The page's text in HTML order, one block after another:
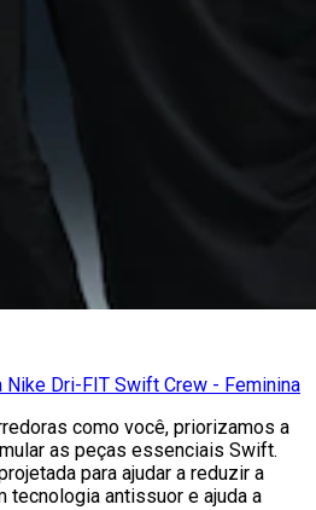
Nike Dri-FIT Swift Crew - Feminina
como você, priorizamos a
as peças essenciais Swift.
para ajudar a reduzir a
tecnologia antissuor e ajuda a